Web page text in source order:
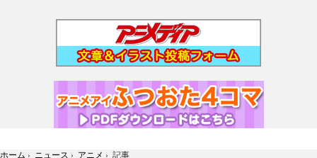
ホーム › ニュース › アニメ › 記事